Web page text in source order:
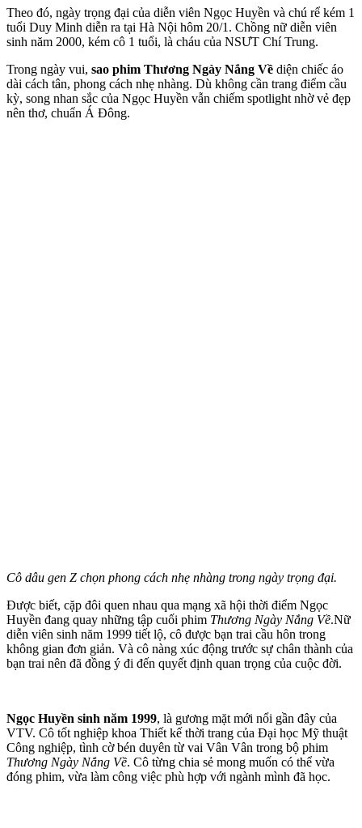
Theo đó, ngày trọng đại của diễn viên Ngọc Huyền và chú rể kém 1
tuổi Duy Minh diễn ra tại Hà Nội hôm 20/1. Chồng nữ diễn viên
sinh năm 2000, kém cô 1 tuổi, là cháu của NSƯT Chí Trung.
Trong ngày vui, sao phim Thương Ngày Nắng Về diện chiếc áo
dài cách tân, phong cách nhẹ nhàng. Dù không cần trang điểm cầu
kỳ, song nhan sắc của Ngọc Huyền vẫn chiếm spotlight nhờ vẻ đẹp
nên thơ, chuẩn Á Đông.
Cô dâu gen Z chọn phong cách nhẹ nhàng trong ngày trọng đại.
Được biết, cặp đôi quen nhau qua mạng xã hội thời điểm Ngọc
Huyền đang quay những tập cuối phim Thương Ngày Nắng Về.Nữ
diễn viên sinh năm 1999 tiết lộ, cô được bạn trai cầu hôn trong
không gian đơn giản. Và cô nàng xúc động trước sự chân thành của
bạn trai nên đã đồng ý đi đến quyết định quan trọng của cuộc đời.
Ngọc Huyền sinh năm 1999, là gương mặt mới nổi gần đây của
VTV. Cô tốt nghiệp khoa Thiết kế thời trang của Đại học Mỹ thuật
Công nghiệp, tình cờ bén duyên từ vai Vân Vân trong bộ phim
Thương Ngày Nắng Về. Cô từng chia sẻ mong muốn có thể vừa
đóng phim, vừa làm công việc phù hợp với ngành mình đã học.